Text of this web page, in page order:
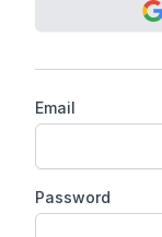
Email
Password